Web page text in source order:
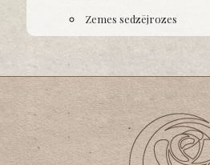
Zemes sedzējrozes